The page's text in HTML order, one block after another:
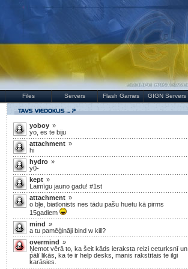
Files Servers Flash Games GIGN Servers
yoboy »
yo, es te biju
attachment »
hi
hydro »
y0-
kept »
Laimīgu jauno gadu! #1st
attachment »
o bļe, biatlonists nes tādu pašu huetu kā pirms
15gadiem
mind »
a tu pamēģināji bind w kill?
overmind »
Ņemot vērā to, ka šeit kāds ieraksta reizi ceturksnī un
pālī likās, ka te ir help desks, manis rakstītais te ilgi
karāsies.